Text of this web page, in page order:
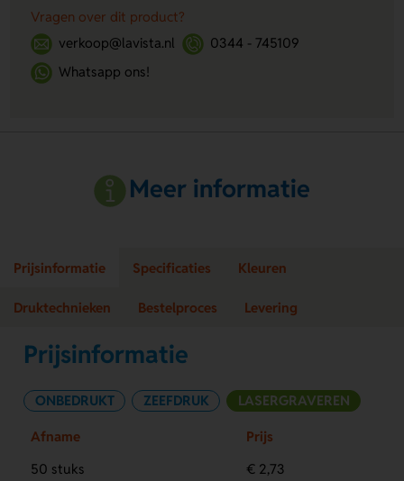
Vragen over dit product?
verkoop@lavista.nl
0344 - 745109
Whatsapp ons!
Meer informatie
Prijsinformatie Specificaties Kleuren
Druktechnieken Bestelproces Levering
Prijsinformatie
ONBEDRUKT ZEEFDRUK LASERGRAVEREN
Afname
Prijs
50 stuks
€ 2,73